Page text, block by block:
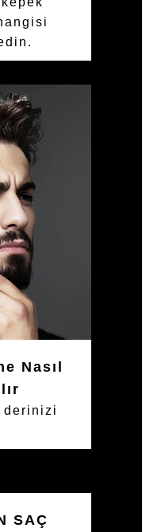
Nasıl
derinizi
SAÇ